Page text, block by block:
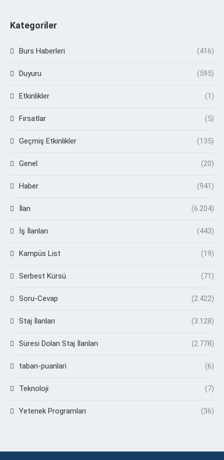
Kategoriler
Burs Haberleri (416)
Duyuru (595)
Etkinlikler (1)
Fırsatlar (5)
Geçmiş Etkinlikler (135)
Genel (20)
Haber (941)
İlan (6.204)
İş İlanları (443)
Kampüs List (19)
Serbest Kürsü (71)
Soru-Cevap (2.422)
Staj İlanları (3.128)
Süresi Dolan Staj İlanları (2.778)
taban-puanlari (6)
Teknoloji (7)
Yetenek Programları (36)